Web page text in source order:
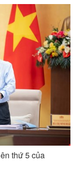
thứ 5 của